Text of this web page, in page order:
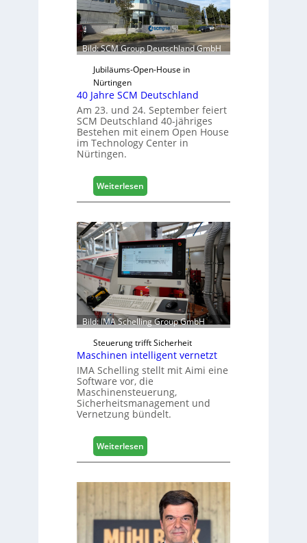
e
r
f
ü
r
D
c
+
H
o
2
0
8
Bild: SCM Group Deutschland GmbH
Jubiläums-Open-House in
Nürtingen
40 Jahre SCM Deutschland
Am 23. und 24. September feiert
SCM Deutschland 40-jähriges
Bestehen mit einem Open House
im Technology Center in
Nürtingen.
Weiterlesen:
4
J
a
h
r
e
S
C
M
D
e
u
t
s
c
h
l
n
d
Bild: IMA Schelling Group GmbH
Steuerung trifft Sicherheit
Maschinen intelligent vernetzt
IMA Schelling stellt mit Aimi eine
Software vor, die
Maschinensteuerung,
Sicherheitsmanagement und
Vernetzung bündelt.
Weiterlesen:
M
s
i